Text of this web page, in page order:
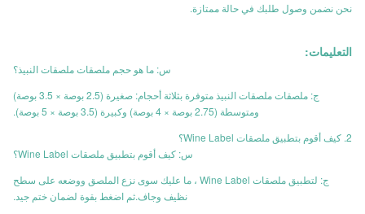
نحن نضمن وصول طلبك في حالة ممتازة.
التعليمات:
س: ما هو حجم ملصقات ملصقات النبيذ؟
ج: ملصقات ملصقات النبيذ متوفرة بثلاثة أحجام: صغيرة (2.5 بوصة × 3.5 بوصة)
ومتوسطة (2.75 بوصة × 4 بوصة) وكبيرة (3.5 بوصة × 5 بوصة).
2. كيف أقوم بتطبيق ملصقات Wine Label؟
س: كيف أقوم بتطبيق ملصقات Wine Label؟
ج: لتطبيق ملصقات Wine Label ، ما عليك سوى نزع الملصق ووضعه على سطح
نظيف وجاف.ثم اضغط بقوة لضمان ختم جيد.